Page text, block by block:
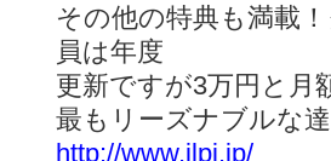
その他の特典も満載
員は年度
更新ですが3万円と月
最もリーズナブル
http://www.jlpi.jp/